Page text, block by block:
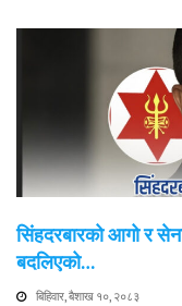
सिंहदरबारको आगो र
बदलिएको…
बिहिवार, बैशाख १०, २०८३